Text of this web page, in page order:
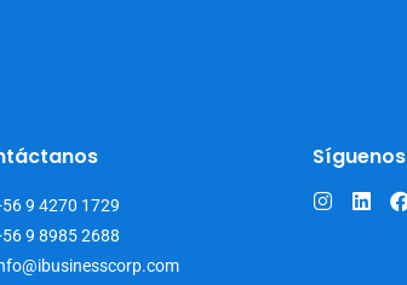
9 4270 1729
9 8985 2688
Síguenos